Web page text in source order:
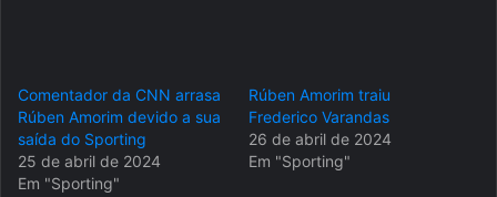
Comentador da CNN arrasa
Rúben Amorim devido a sua
saída do Sporting
25 de abril de 2024
Em "Sporting"
Rúben Amorim traiu
Frederico Varandas
26 de abril de 2024
Em "Sporting"